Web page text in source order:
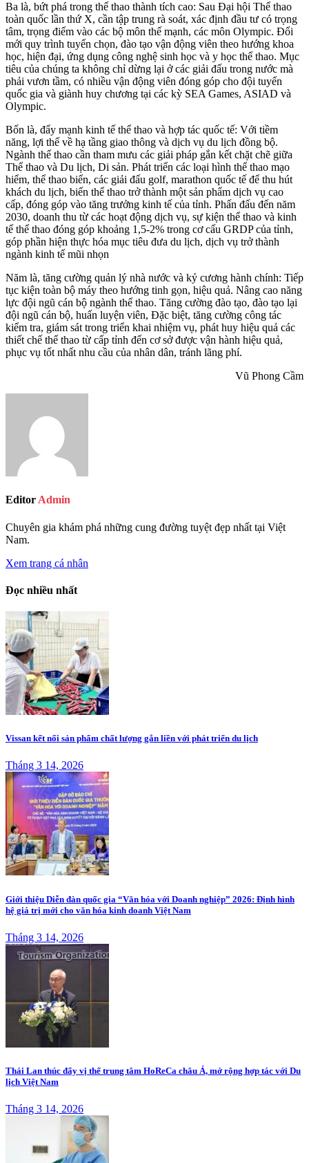
Ba là, bứt phá trong thể thao thành tích cao: Sau Đại hội Thể thao
toàn quốc lần thứ X, cần tập trung rà soát, xác định đầu tư có trọng
tâm, trọng điểm vào các bộ môn thế mạnh, các môn Olympic. Đổi
mới quy trình tuyển chọn, đào tạo vận động viên theo hướng khoa
học, hiện đại, ứng dụng công nghệ sinh học và y học thể thao. Mục
tiêu của chúng ta không chỉ dừng lại ở các giải đấu trong nước mà
phải vươn tầm, có nhiều vận động viên đóng góp cho đội tuyển
quốc gia và giành huy chương tại các kỳ SEA Games, ASIAD và
Olympic.
Bốn là, đẩy mạnh kinh tế thể thao và hợp tác quốc tế: Với tiềm
năng, lợi thế về hạ tầng giao thông và dịch vụ du lịch đồng bộ.
Ngành thể thao cần tham mưu các giải pháp gắn kết chặt chẽ giữa
Thể thao và Du lịch, Di sản. Phát triển các loại hình thể thao mạo
hiểm, thể thao biển, các giải đấu golf, marathon quốc tế để thu hút
khách du lịch, biến thể thao trở thành một sản phẩm dịch vụ cao
cấp, đóng góp vào tăng trưởng kinh tế của tỉnh. Phấn đấu đến năm
2030, doanh thu từ các hoạt động dịch vụ, sự kiện thể thao và kinh
tế thể thao đóng góp khoảng 1,5-2% trong cơ cấu GRDP của tỉnh,
góp phần hiện thực hóa mục tiêu đưa du lịch, dịch vụ trở thành
ngành kinh tế mũi nhọn
Năm là, tăng cường quản lý nhà nước và kỷ cương hành chính: Tiếp
tục kiện toàn bộ máy theo hướng tinh gọn, hiệu quả. Nâng cao năng
lực đội ngũ cán bộ ngành thể thao. Tăng cường đào tạo, đào tạo lại
đội ngũ cán bộ, huấn luyện viên, Đặc biệt, tăng cường công tác
kiểm tra, giám sát trong triển khai nhiệm vụ, phát huy hiệu quả các
thiết chế thể thao từ cấp tỉnh đến cơ sở được vận hành hiệu quả,
phục vụ tốt nhất nhu cầu của nhân dân, tránh lãng phí.
Vũ Phong Cầm
Editor Admin
Chuyên gia khám phá những cung đường tuyệt đẹp nhất tại Việt
Nam.
Xem trang cá nhân
Đọc nhiều nhất
Vissan kết nối sản phẩm chất lượng gắn liền với phát triển du lịch
Tháng 3 14, 2026
Giới thiệu Diễn đàn quốc gia “Văn hóa với Doanh nghiệp” 2026: Định hình
hệ giá trị mới cho văn hóa kinh doanh Việt Nam
Tháng 3 14, 2026
Thái Lan thúc đẩy vị thế trung tâm HoReCa châu Á, mở rộng hợp tác với Du
lịch Việt Nam
Tháng 3 14, 2026